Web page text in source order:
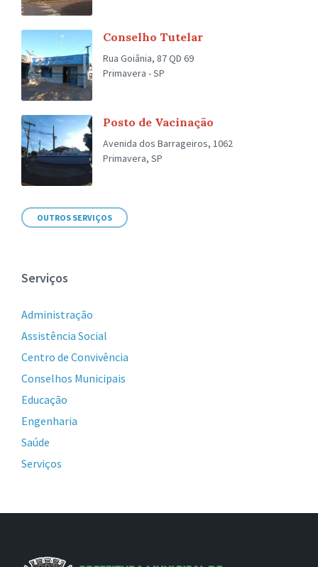
Conselho Tutelar
Rua Goiânia, 87 QD 69
Primavera - SP
Posto de Vacinação
Avenida dos Barrageiros, 1062
Primavera, SP
OUTROS SERVIÇOS
Serviços
Administração
Assistência Social
Centro de Convivência
Conselhos Municipais
Educação
Engenharia
Saúde
Serviços